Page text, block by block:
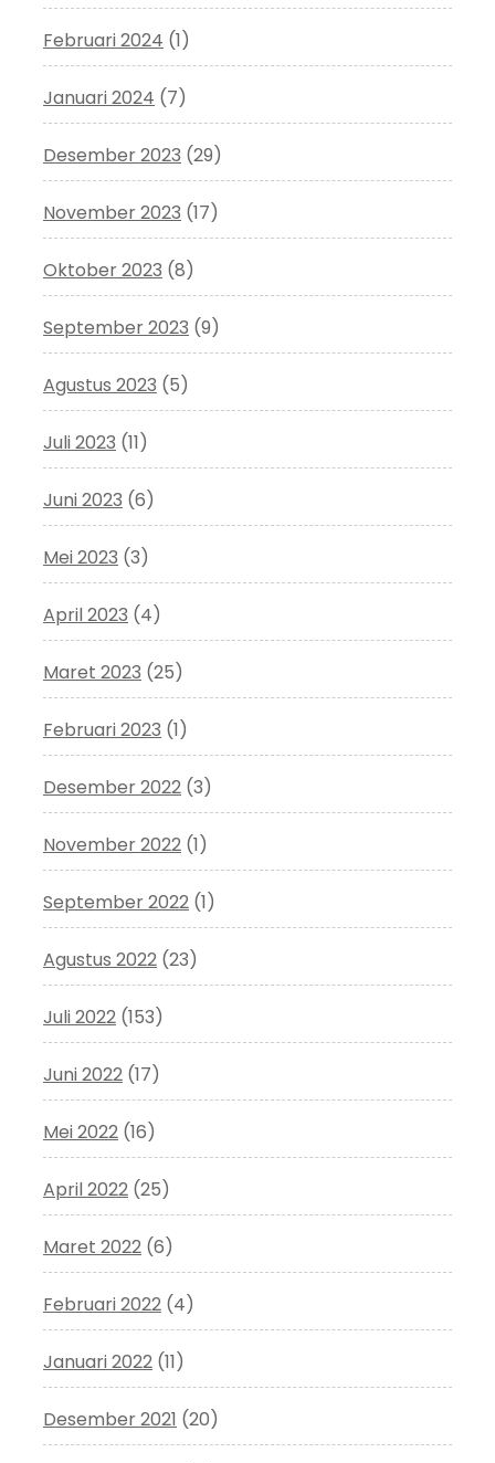
Februari 2024 (1)
Januari 2024 (7)
Desember 2023 (29)
November 2023 (17)
Oktober 2023 (8)
September 2023 (9)
Agustus 2023 (5)
Juli 2023 (11)
Juni 2023 (6)
Mei 2023 (3)
April 2023 (4)
Maret 2023 (25)
Februari 2023 (1)
Desember 2022 (3)
November 2022 (1)
September 2022 (1)
Agustus 2022 (23)
Juli 2022 (153)
Juni 2022 (17)
Mei 2022 (16)
April 2022 (25)
Maret 2022 (6)
Februari 2022 (4)
Januari 2022 (11)
Desember 2021 (20)